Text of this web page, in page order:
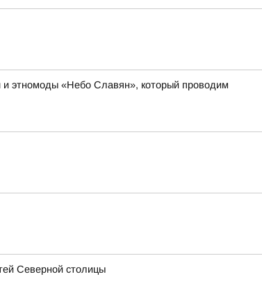
и этномоды «Небо Славян», который проводим
Северной столицы